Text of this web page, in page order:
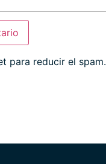
para reducir el spam.